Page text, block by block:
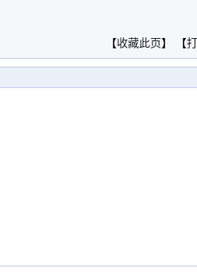
【收藏此页】 【